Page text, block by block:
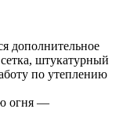
дополнительное
штукатурный
по утеплению
огня —